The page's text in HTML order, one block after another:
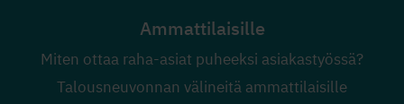
Ammattilaisille
Miten ottaa raha-asiat puheeksi asiakastyössä?
Talousneuvonnan välineitä ammattilaisille